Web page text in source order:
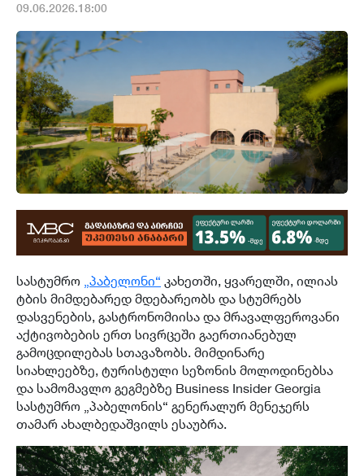
09.06.2026.18:00
სასტუმრო პაბელონი“ კახეთში, ყვარელში, ილიას
ტბის მიმდებარედ მდებარეობს და სტუმრებს
დასვენების, გასტრონომიისა და მრავალფეროვანი
აქტივობების ერთ სივრცეში გაერთიანებულ
გამოცდილებას სთავაზობს. მიმდინარე
სიახლეებზე, ტურისტული სეზონის მოლოდინებსა
და სამომავლო გეგმებზე Business Insider Georgia
სასტუმრო „პაბელონის“ გენერალურ მენეჯერს
თამარ ახალბედაშვილს ესაუბრა.